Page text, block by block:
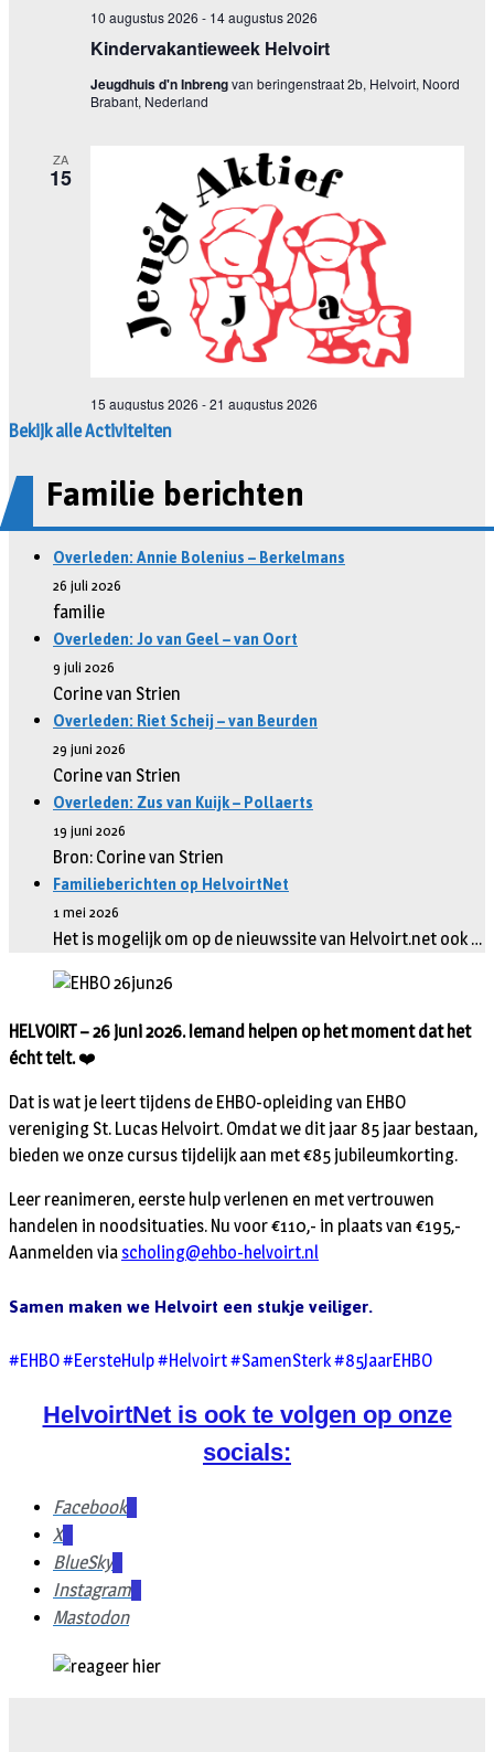
Bekijk alle Activiteiten
Familie berichten
Overleden: Annie Bolenius – Berkelmans
26 juli 2026
familie
Overleden: Jo van Geel – van Oort
9 juli 2026
Corine van Strien
Overleden: Riet Scheij – van Beurden
29 juni 2026
Corine van Strien
Overleden: Zus van Kuijk – Pollaerts
19 juni 2026
Bron: Corine van Strien
Familieberichten op HelvoirtNet
1 mei 2026
Het is mogelijk om op de nieuwssite van Helvoirt.net ook …
HELVOIRT – 26 juni 2026. Iemand helpen op het moment dat het
écht telt.❤️
Dat is wat je leert tijdens de EHBO-opleiding van EHBO
vereniging St. Lucas Helvoirt. Omdat we dit jaar 85 jaar bestaan,
bieden we onze cursus tijdelijk aan met €85 jubileumkorting.
Leer reanimeren, eerste hulp verlenen en met vertrouwen
handelen in noodsituaties. Nu voor €110,- in plaats van €195,-
Aanmelden via scholing@ehbo-helvoirt.nl
Samen maken we Helvoirt een stukje veiliger.
#EHBO #EersteHulp #Helvoirt #SamenSterk #85JaarEHBO
HelvoirtNet is ook te volgen op onze
socials:
Facebook
X
BlueSky
Instagram
Mastodon